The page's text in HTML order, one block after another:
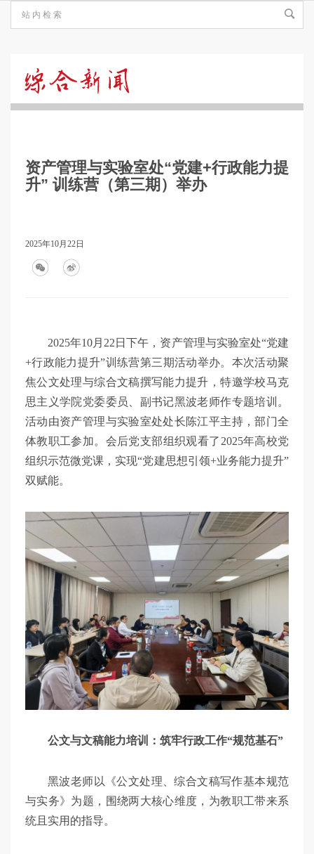
新
资产管理与实验室处“党建+行政能力提
升” 训练营（第三期）举办
2025年10月22日
2025年10月22日下午，资产管理与实验室处“党建
+行政能力提升”训练营第三期活动举办。本次活动聚
焦公文处理与综合文稿撰写能力提升，特邀学校马克
思主义学院党委委员、副书记黑波老师作专题培训。
活动由资产管理与实验室处处长陈江平主持，部门全
体教职工参加。会后党支部组织观看了2025年高校党
组织示范微党课，实现“党建思想引领+业务能力提升”
双赋能。
公文与文稿能力培训：筑牢行政工作“规范基石”
黑波老师以《公文处理、综合文稿写作基本规范
与实务》为题，围绕两大核心维度，为教职工带来系
统且实用的指导。